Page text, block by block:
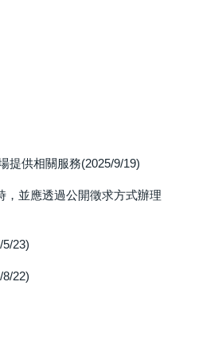
提供相關服務(2025/9/19)
並應透過公開徵求方式辦理
23)
22)